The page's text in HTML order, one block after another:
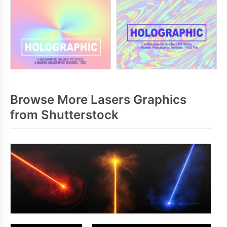
Browse More Lasers Graphics
from Shutterstock